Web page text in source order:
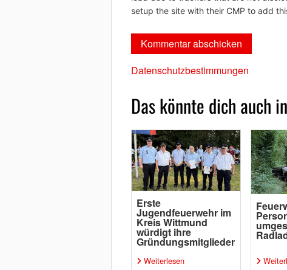
setup the site with their CMP to add
Datenschutzbestimmungen
Das könnte dich auch
Erste
Jugendfeuerwehr im
Kreis Wittmund
würdigt ihre
Gründungsmitglieder
Weiterlesen